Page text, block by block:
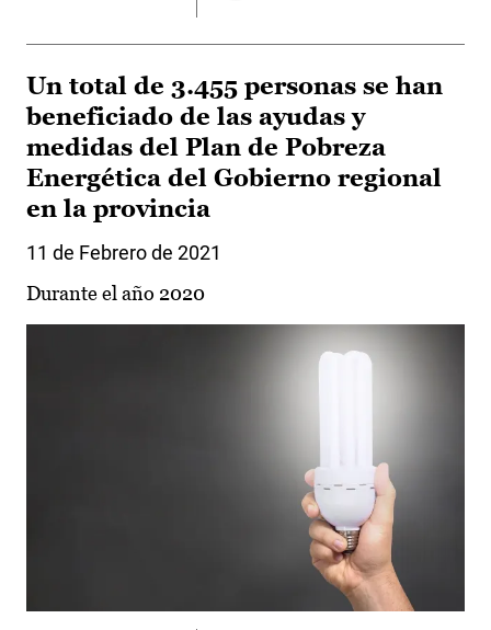
Un total de 3.455 personas se han
beneficiado de las ayudas y
medidas del Plan de Pobreza
Energética del Gobierno regional
en la provincia
11 de Febrero de 2021
Durante el año 2020